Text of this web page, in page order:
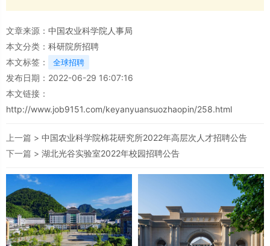
文章来源： 中国农业科学院人事局
本文分类： 科研院所招聘
本文标签：
全球招聘
发布日期：2022-06-29 16:07:16
本文链接：
http://www.job9151.com/keyanyuansuozhaopin/258.html
上一篇 > 中国农业科学院棉花研究所2022年高层次人才招聘公告
下一篇 > 湖北光谷实验室2022年校园招聘公告